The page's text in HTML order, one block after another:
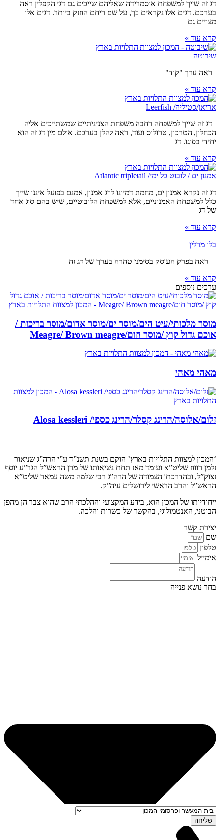
דג זה שייך למשפחת אוסמרידה שאליהם שייכים גם דגי הקפלין ראה
בערכם. דגים אלו נקראים כך, על שם ריחם החזק ביותר. דגים אלו
מצויים גם
קרא עוד »
שיבוטה
ראה ערך "קוד"
קרא עוד »
אריאן/סטיליה/ Leerfish
דג זה שייך למשפחה רחבה משפחת הצניניתיים שמשתייכים אליה
הכחלון, הטרכון, טרולוס ועוד, ראה להלן בערכם. אולם מין דג זה הוא
יחידי בסוגו. דג
קרא עוד »
אמנון ים / לובוט כל ימי/ Atlantic tripletail
דג זה נקרא אמנון ים, מחמת דמיונו לדג אמנון, אמנם בפועל איננו שייך
כלל למשפחת האמנוניים, אלא למשפחת הלובוטיים, שיש בהם סוג אחד
של דג
קרא עוד »
בלו מרלין
ראה בפרק העוסק בסימני טהרה בערך של דג זה
קרא עוד »
ערכים נוספים
מוסר מלכותי/עיט הים/מוסר ים/מוסר אדום/מוסר בריכות /
אוכם גדול קוץ /מוסר חום/Meagre/ Brown meagre
מאהי מאהי
זלום/אלוסה/הרינג קסלר/הרינג כספי/ Alosa kessleri
‘המכון למצוות התלויות בארץ’ הוקם בשנת תשנ”ד ע”י הרה”ג שניאור
זלמן רווח שליט”א ועומד מאז תחת נשיאותו של מרן הראש”ל הגר”ע יוסף
זצוק”ל, ובהדרכתו הצמודה של הרה”ג רבי שלמה משה עמאר שליט”א
הראש”ל והרב הראשי לירושלים עיה”ק.
ייחודיותו של המכון הוא, בידע המקצועי וההלכתי הרב שהוא צבר הן מהפן
הבוטני, האנטמולוגי, בהקשר של כשרות והלכה.
יצירת קשר
שם
טלפון
אימייל
הודעה
בחר נושא פנייה
שליחה